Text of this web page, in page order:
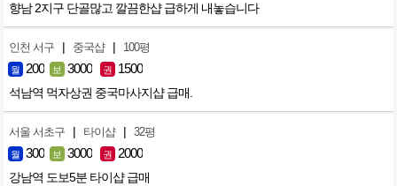
향남 2지구 단골많고 깔끔한샵 급하게 내놓습니다
인천 서구 | 중국샵 | 100평
월 200 보 3000 권 1500
석남역 먹자상권 중국마사지샵 급매.
서울 서초구 | 타이샵 | 32평
월 300 보 3000 권 2000
강남역 도보5분 타이샵 급매